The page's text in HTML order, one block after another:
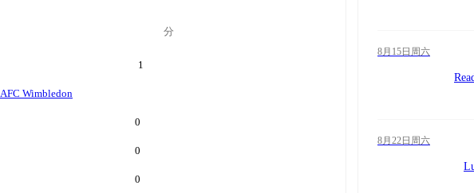
分
1
AFC Wimbledon
0
0
0
8月15日周六
8月22日周六